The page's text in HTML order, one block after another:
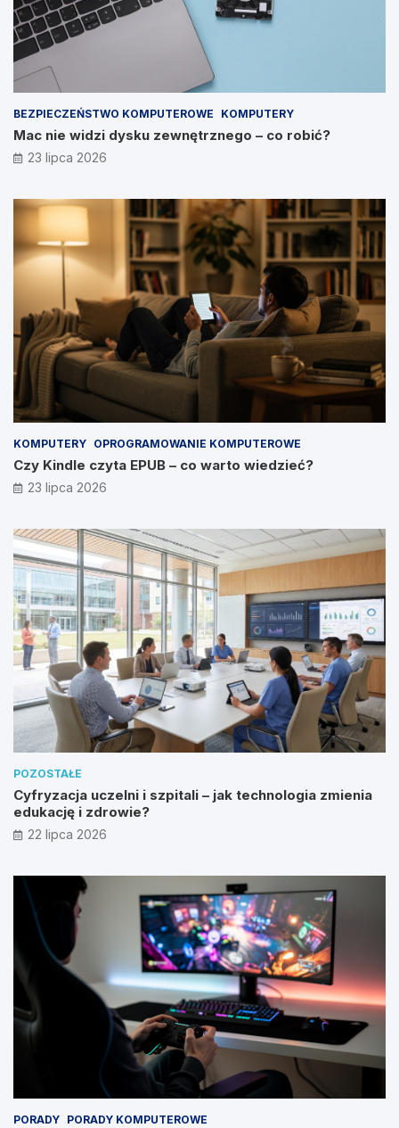
BEZPIECZEŃSTWO KOMPUTEROWE KOMPUTERY
Mac nie widzi dysku zewnętrznego – co robić?
23 lipca 2026
KOMPUTERY OPROGRAMOWANIE KOMPUTEROWE
Czy Kindle czyta EPUB – co warto wiedzieć?
23 lipca 2026
POZOSTAŁE
Cyfryzacja uczelni i szpitali – jak technologia zmienia
edukację i zdrowie?
22 lipca 2026
PORADY PORADY KOMPUTEROWE